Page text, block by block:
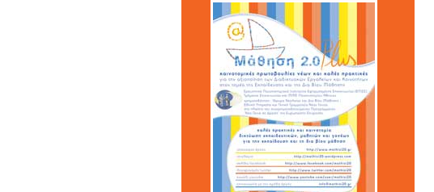
σχολείο infographic class
facebook teacher διαδίκτυο
κοινωνικά δίκτυα γονείς μαθητές
εκπαίδευση students
εκπαιδευτικοί classroom
τεχνολογία student παιδιά games
education μάθηση social networks
social media έρευνα technology
twitter εργαλεία internet applications